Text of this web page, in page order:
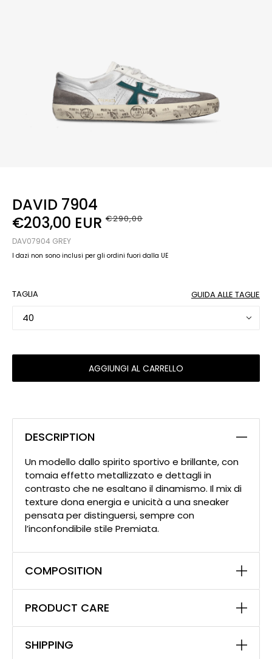
DAVID 7904
€203,00 EUR €290,00
DAV07904 GREY
I dazi non sono inclusi per gli ordini fuori dalla UE
TAGLIA
40
GUIDA ALLE TAGLIE
AGGIUNGI AL CARRELLO
DESCRIPTION
Un modello dallo spirito sportivo e brillante, con
tomaia effetto metallizzato e dettagli in
contrasto che ne esaltano il dinamismo. Il mix di
texture dona energia e unicità a una sneaker
pensata per distinguersi, sempre con
l’inconfondibile stile Premiata.
COMPOSITION
PRODUCT CARE
SHIPPING